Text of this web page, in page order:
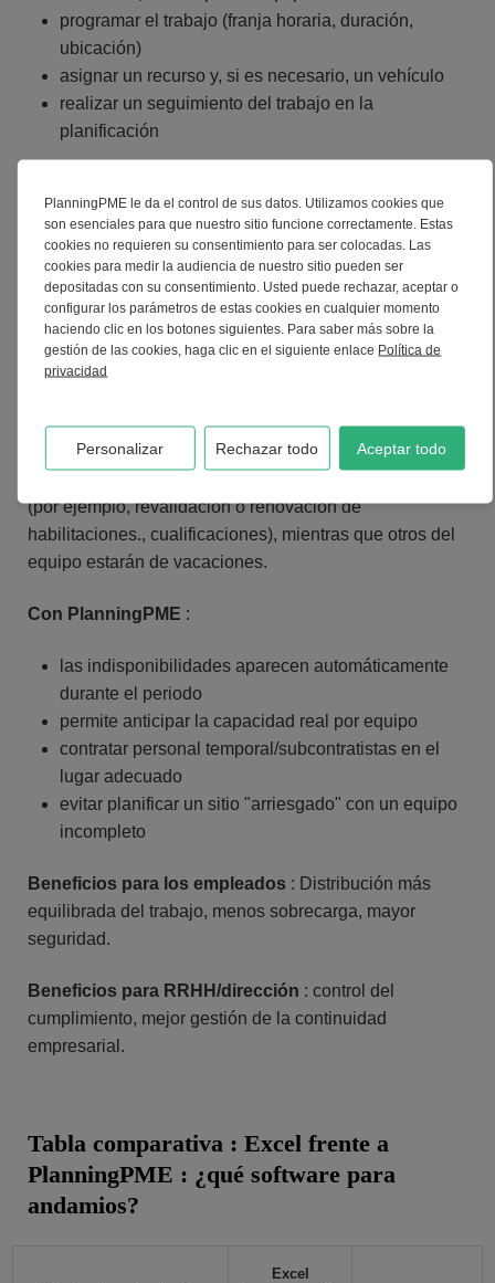
programar el trabajo (franja horaria, duración,
ubicación)
asignar un recurso y, si es necesario, un vehículo
realizar un seguimiento del trabajo en la
planificación
improvisación, detalles de trabajo más claros, mejor
coordinación.
Beneficios para las operaciones : respuesta más
rápida, menos perturbaciones en la planificación
general.
ausencias y la formación de los empleados
(por ejemplo, revalidación o renovación de
habilitaciones., cualificaciones), mientras que otros del
equipo estarán de vacaciones.
Con PlanningPME :
las indisponibilidades aparecen automáticamente
durante el periodo
permite anticipar la capacidad real por equipo
contratar personal temporal/subcontratistas en el
lugar adecuado
evitar planificar un sitio "arriesgado" con un equipo
incompleto
Beneficios para los empleados : Distribución más
equilibrada del trabajo, menos sobrecarga, mayor
seguridad.
Beneficios para RRHH/dirección : control del
cumplimiento, mejor gestión de la continuidad
empresarial.
Tabla comparativa : Excel frente a
PlanningPME : ¿qué software para
andamios?
Excel
PlanningPME le da el control de sus datos. Utilizamos cookies que
son esenciales para que nuestro sitio funcione correctamente. Estas
cookies no requieren su consentimiento para ser colocadas. Las
cookies para medir la audiencia de nuestro sitio pueden ser
depositadas con su consentimiento. Usted puede rechazar, aceptar o
configurar los parámetros de estas cookies en cualquier momento
haciendo clic en los botones siguientes. Para saber más sobre la
gestión de las cookies, haga clic en el siguiente enlace Política de
privacidad
Personalizar Rechazar todo Aceptar todo